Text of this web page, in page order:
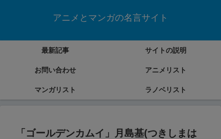
アニメとマンガの名言サイト
最新記事 サイトの説明
お問い合わせ アニメリスト
マンガリスト ラノベリスト
「ゴールデンカムイ」月島基(つきしまは